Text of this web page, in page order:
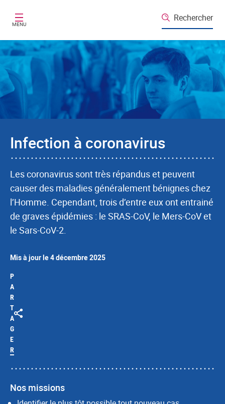
MENU
Rechercher
Infection à coronavirus
Les coronavirus sont très répandus et peuvent
causer des maladies généralement bénignes chez
l’Homme. Cependant, trois d’entre eux ont entrainé
de graves épidémies : le SRAS-CoV, le Mers-CoV et
le Sars-CoV-2.
Mis à jour le 4 décembre 2025
P
A
R
T
A
G
E
R
Nos missions